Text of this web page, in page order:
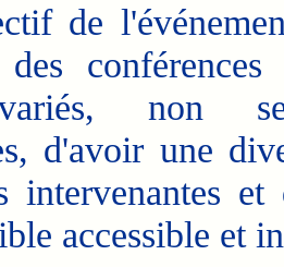
de
des
non
d'avoir une
intervenantes
accessible et